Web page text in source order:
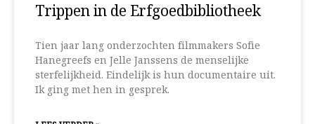
Trippen in de Erfgoedbibliotheek
Tien jaar lang onderzochten filmmakers Sofie
Hanegreefs en Jelle Janssens de menselijke
sterfelijkheid. Eindelijk is hun documentaire uit.
Ik ging met hen in gesprek.